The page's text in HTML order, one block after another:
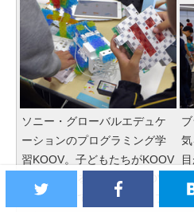
ソニー・グローバルエデュケ
ーションのプログラミング学
習KOOV。子どもたちがKOOV
を体験できる。なお、KOOV
は別の会場でワークショップ